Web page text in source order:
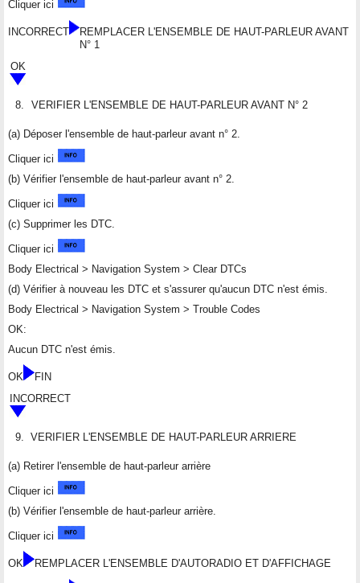
Cliquer ici
INCORRECT
REMPLACER L'ENSEMBLE DE HAUT-PARLEUR AVANT
N° 1
OK
8. VERIFIER L'ENSEMBLE DE HAUT-PARLEUR AVANT N° 2
(a) Déposer l'ensemble de haut-parleur avant n° 2.
Cliquer ici
(b) Vérifier l'ensemble de haut-parleur avant n° 2.
Cliquer ici
(c) Supprimer les DTC.
Cliquer ici
Body Electrical > Navigation System > Clear DTCs
(d) Vérifier à nouveau les DTC et s'assurer qu'aucun DTC n'est émis.
Body Electrical > Navigation System > Trouble Codes
OK:
Aucun DTC n'est émis.
OK
FIN
INCORRECT
9. VERIFIER L'ENSEMBLE DE HAUT-PARLEUR ARRIERE
(a) Retirer l'ensemble de haut-parleur arrière
Cliquer ici
(b) Vérifier l'ensemble de haut-parleur arrière.
Cliquer ici
OK REMPLACER L'ENSEMBLE D'AUTORADIO ET D'AFFICHAGE